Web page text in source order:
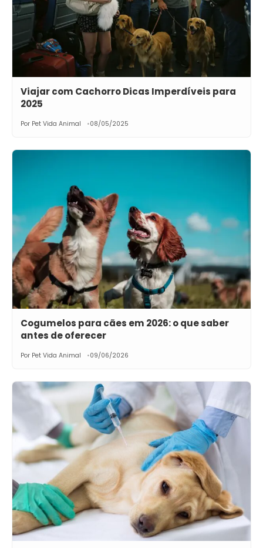
Viajar com Cachorro Dicas Imperdíveis para
2025
Por Pet Vida Animal 08/05/2025
Cogumelos para cães em 2026: o que saber
antes de oferecer
Por Pet Vida Animal 09/06/2026